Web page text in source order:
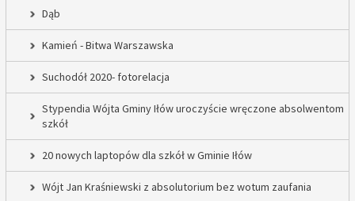
Dąb
Kamień - Bitwa Warszawska
Suchodół 2020- fotorelacja
Stypendia Wójta Gminy Iłów uroczyście wręczone absolwentom
szkół
20 nowych laptopów dla szkół w Gminie Iłów
Wójt Jan Kraśniewski z absolutorium bez wotum zaufania